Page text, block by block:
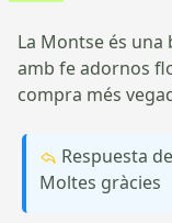
La Montse és
amb fe adornos
compra més
Respuesta de
Moltes gràcies